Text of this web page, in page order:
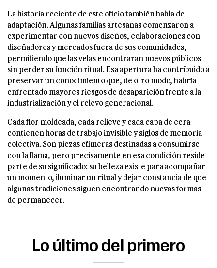
La historia reciente de este oficio también habla de
adaptación. Algunas familias artesanas comenzaron a
experimentar con nuevos diseños, colaboraciones con
diseñadores y mercados fuera de sus comunidades,
permitiendo que las velas encontraran nuevos públicos
sin perder su función ritual. Esa apertura ha contribuido a
preservar un conocimiento que, de otro modo, habría
enfrentado mayores riesgos de desaparición frente a la
industrialización y el relevo generacional.
Cada flor moldeada, cada relieve y cada capa de cera
contienen horas de trabajo invisible y siglos de memoria
colectiva. Son piezas efímeras destinadas a consumirse
con la llama, pero precisamente en esa condición reside
parte de su significado: su belleza existe para acompañar
un momento, iluminar un ritual y dejar constancia de que
algunas tradiciones siguen encontrando nuevas formas
de permanecer.
Lo último del primero